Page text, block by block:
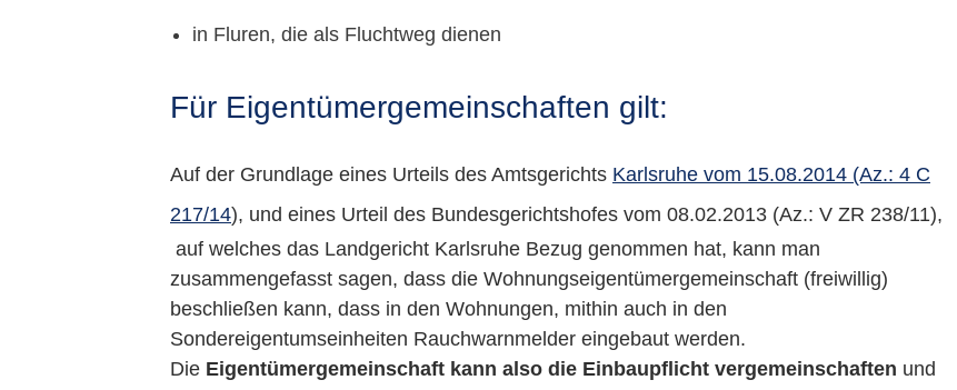
in Fluren, die als Fluchtweg dienen
Für Eigentümergemeinschaften gilt:
Auf der Grundlage eines Urteils des Amtsgerichts Karlsruhe vom 15.08.2014 (Az.: 4 C
217/14), und eines Urteil des Bundesgerichtshofes vom 08.02.2013 (Az.: V ZR 238/11),
auf welches das Landgericht Karlsruhe Bezug genommen hat, kann man
zusammengefasst sagen, dass die Wohnungseigentümergemeinschaft (freiwillig)
beschließen kann, dass in den Wohnungen, mithin auch in den
Sondereigentumseinheiten Rauchwarnmelder eingebaut werden.
Die Eigentümergemeinschaft kann also die Einbaupflicht vergemeinschaften und